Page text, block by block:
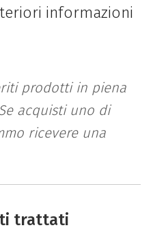
informazioni
prodotti in piena
acquisti uno di
ricevere una
trattati